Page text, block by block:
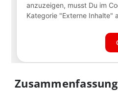
Zusammenfassung